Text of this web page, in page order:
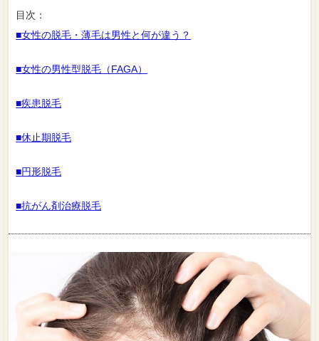
目次：
■女性の脱毛・薄毛は男性と何が違う？
■女性の男性型脱毛（FAGA）
■疾患脱毛
■休止期脱毛
■円形脱毛
■抗がん剤治療脱毛